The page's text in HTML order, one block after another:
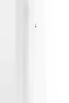
questions